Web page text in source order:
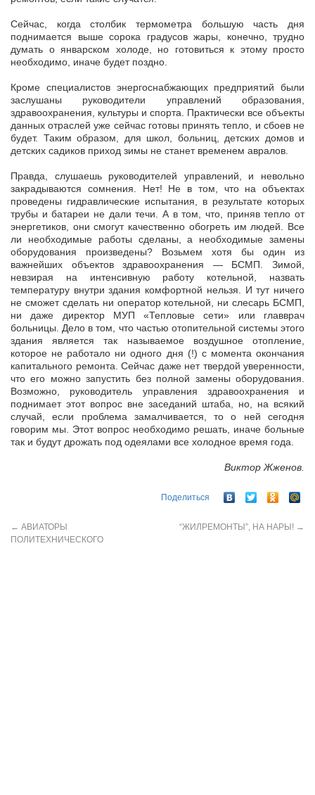
Сейчас, когда столбик термометра большую часть дня
поднимается выше сорока градусов жары, конечно, трудно
думать о январском холоде, но готовиться к этому просто
необходимо, иначе будет поздно.
Кроме специалистов энергоснабжающих предприятий были
заслушаны руководители управлений образования,
здравоохранения, культуры и спорта. Практически все объекты
данных отраслей уже сейчас готовы принять тепло, и сбоев не
будет. Таким образом, для школ, больниц, детских домов и
детских садиков приход зимы не станет временем авралов.
Правда, слушаешь руководителей управлений, и невольно
закрадываются сомнения. Нет! Не в том, что на объектах
проведены гидравлические испытания, в результате которых
трубы и батареи не дали течи. А в том, что, приняв тепло от
энергетиков, они смогут качественно обогреть им людей. Все
ли необходимые работы сделаны, а необходимые замены
оборудования произведены? Возьмем хотя бы один из
важнейших объектов здравоохранения — БСМП. Зимой,
невзирая на интенсивную работу котельной, назвать
температуру внутри здания комфортной нельзя. И тут ничего
не сможет сделать ни оператор котельной, ни слесарь БСМП,
ни даже директор МУП «Тепловые сети» или главврач
больницы. Дело в том, что частью отопительной системы этого
здания является так называемое воздушное отопление,
которое не работало ни одного дня (!) с момента окончания
капитального ремонта. Сейчас даже нет твердой уверенности,
что его можно запустить без полной замены оборудования.
Возможно, руководитель управления здравоохранения и
поднимает этот вопрос вне заседаний штаба, но, на всякий
случай, если проблема замалчивается, то о ней сегодня
говорим мы. Этот вопрос необходимо решать, иначе больные
так и будут дрожать под одеялами все холодное время года.
Виктор Жженов.
Поделиться
← АВИАТОРЫ
ПОЛИТЕХНИЧЕСКОГО
“ЖИЛРЕМОНТЫ”, НА НАРЫ! →